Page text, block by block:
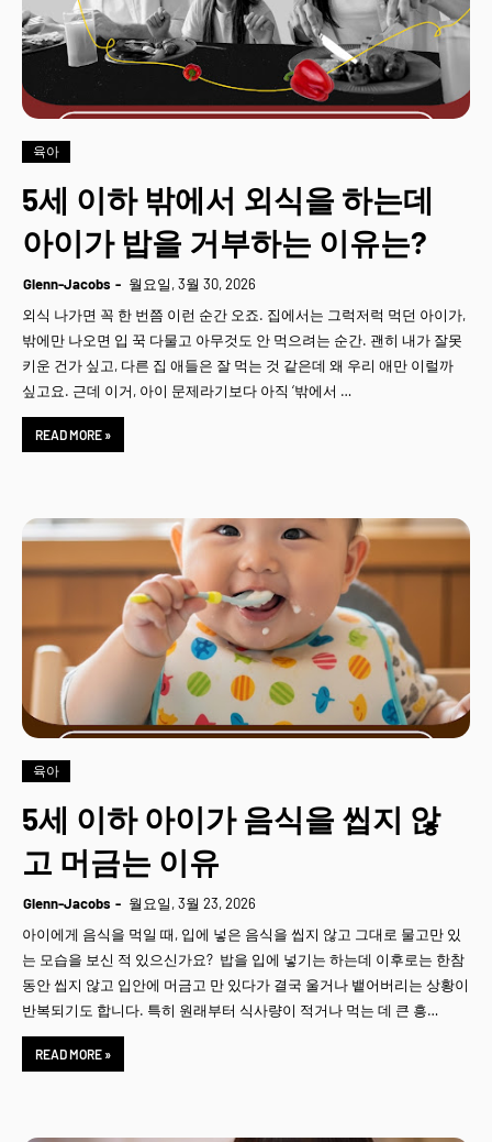
육아
5세 이하 밖에서 외식을 하는데
아이가 밥을 거부하는 이유는?
Glenn-Jacobs
월요일, 3월 30, 2026
외식 나가면 꼭 한 번쯤 이런 순간 오죠. 집에서는 그럭저럭 먹던 아이가,
밖에만 나오면 입 꾹 다물고 아무것도 안 먹으려는 순간. 괜히 내가 잘못
키운 건가 싶고, 다른 집 애들은 잘 먹는 것 같은데 왜 우리 애만 이럴까
싶고요. 근데 이거, 아이 문제라기보다 아직 ‘밖에서 …
READ MORE »
육아
5세 이하 아이가 음식을 씹지 않
고 머금는 이유
Glenn-Jacobs
월요일, 3월 23, 2026
아이에게 음식을 먹일 때, 입에 넣은 음식을 씹지 않고 그대로 물고만 있
는 모습을 보신 적 있으신가요? 밥을 입에 넣기는 하는데 이후로는 한참
동안 씹지 않고 입안에 머금고 만 있다가 결국 울거나 뱉어버리는 상황이
반복되기도 합니다. 특히 원래부터 식사량이 적거나 먹는 데 큰 흥…
READ MORE »